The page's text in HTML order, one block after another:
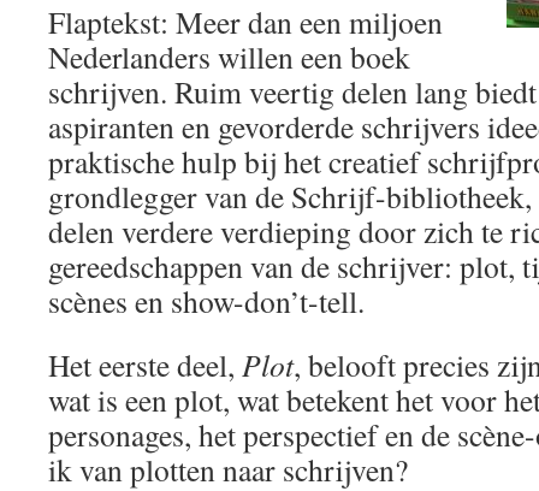
Flaptekst: Meer dan een miljoen
Nederlanders willen een boek
schrijven. Ruim veertig delen lang
aspiranten en gevorderde schrijvers
praktische hulp bij het creatief
grondlegger van de Schrijf-
delen verdere verdieping door zich te
gereedschappen van de schrijver: plot,
scènes en show-don’t-tell.
Het eerste deel, Plot, belooft precies
wat is een plot, wat betekent het voor
personages, het perspectief en de
ik van plotten naar schrijven?